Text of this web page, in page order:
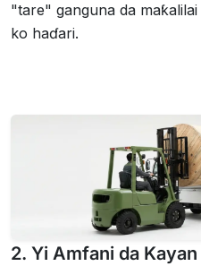
"tare" ganguna da
ko haɗari.
2. Yi Amfani da